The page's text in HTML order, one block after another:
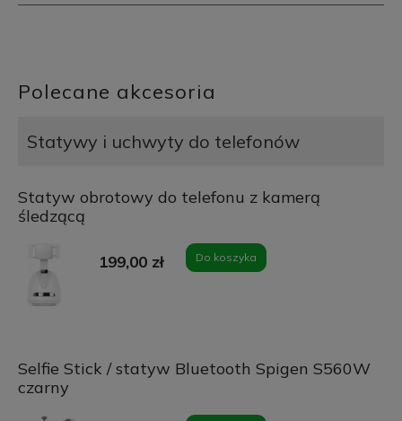
Polecane akcesoria
Statywy i uchwyty do telefonów
Statyw obrotowy do telefonu z kamerą
śledzącą
199,00 zł Do koszyka
Selfie Stick / statyw Bluetooth Spigen S560W
czarny